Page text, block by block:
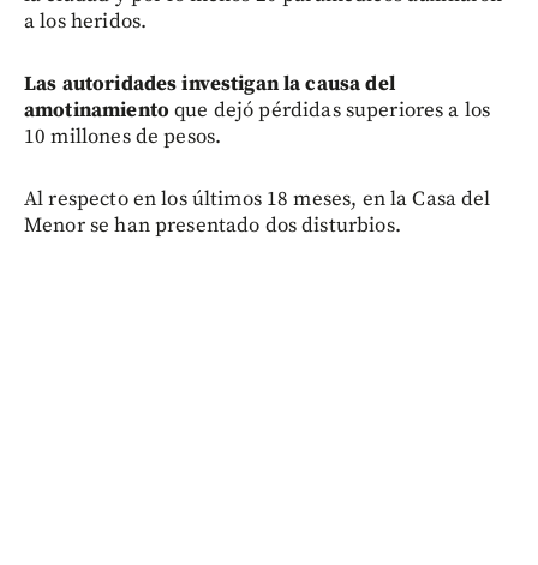
a los heridos.
Las autoridades investigan la causa del
amotinamiento que dejó pérdidas superiores a los
10 millones de pesos.
Al respecto en los últimos 18 meses, en la Casa del
Menor se han presentado dos disturbios.